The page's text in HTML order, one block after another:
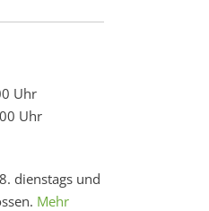
Uhr
Uhr
dienstags und
Mehr